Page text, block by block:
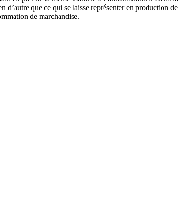
que ce qui se laisse représenter en production de
de marchandise.